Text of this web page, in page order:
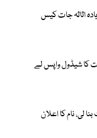
اثاثہ جات کیس
کا شیڈول واپس لے
لی، نام کا اعلان